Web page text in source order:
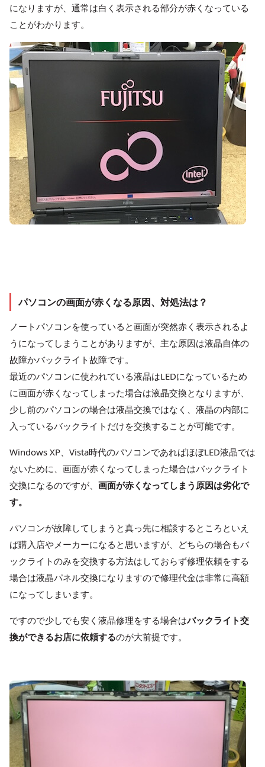
になりますが、通常は白く表示される部分が赤くなっている
ことがわかります。
パソコンの画面が赤くなる原因、対処法は？
ノートパソコンを使っていると画面が突然赤く表示されるよ
うになってしまうことがありますが、主な原因は液晶自体の
故障かバックライト故障です。
最近のパソコンに使われている液晶はLEDになっているため
に画面が赤くなってしまった場合は液晶交換となりますが、
少し前のパソコンの場合は液晶交換ではなく、液晶の内部に
入っているバックライトだけを交換することが可能です。
Windows XP、Vista時代のパソコンであればほぼLED液晶では
ないために、画面が赤くなってしまった場合はバックライト
交換になるのですが、 画面が赤くなってしまう原因は劣化で
す。
パソコンが故障してしまうと真っ先に相談するところといえ
ば購入店やメーカーになると思いますが、どちらの場合もバ
ックライトのみを交換する方法はしておらず修理依頼をする
場合は液晶パネル交換になりますので修理代金は非常に高額
になってしまいます。
ですので少しでも安く液晶修理をする場合はバックライト交
換ができるお店に依頼するのが大前提です。